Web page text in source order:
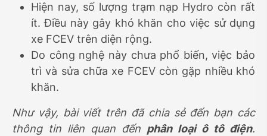
Hiện nay, số lượng trạm nạp Hydro còn rất
ít. Điều này gây khó khăn cho việc sử dụng
xe FCEV trên diện rộng.
Do công nghệ này chưa phổ biến, việc bảo
trì và sửa chữa xe FCEV còn gặp nhiều khó
khăn.
Như vậy, bài viết trên đã chia sẻ đến bạn các
thông tin liên quan đến phân loại ô tô điện.